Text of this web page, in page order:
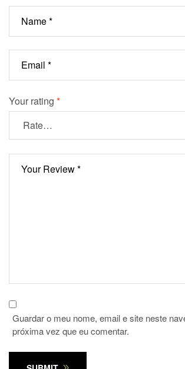
Your rating *
Guardar o meu nome, email e site neste
próxima vez que eu comentar.